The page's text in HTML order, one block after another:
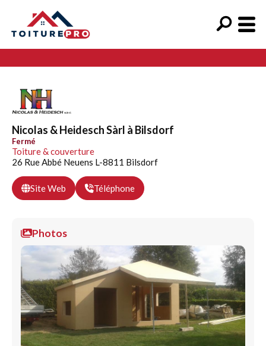
Nicolas & Heidesch Sàrl à Bilsdorf
Fermé
Toiture & couverture
26 Rue Abbé Neuens L-8811 Bilsdorf
Site Web Téléphone
Photos